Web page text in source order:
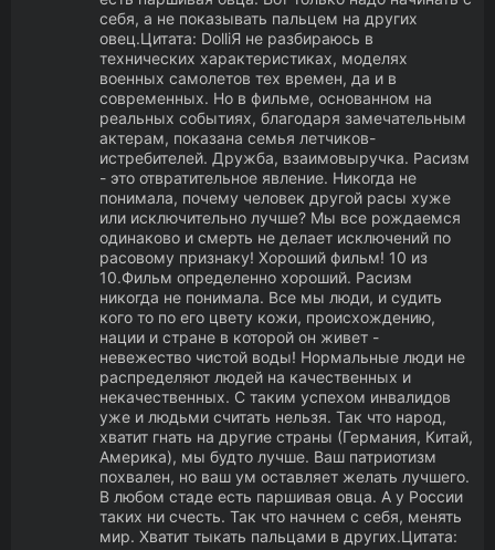
себя, а не показывать пальцем на других
овец.Цитата: DolliЯ не разбираюсь в
технических характеристиках, моделях
военных самолетов тех времен, да и в
современных. Но в фильме, основанном на
реальных событиях, благодаря замечательным
актерам, показана семья летчиков-
истребителей. Дружба, взаимовыручка. Расизм
- это отвратительное явление. Никогда не
понимала, почему человек другой расы хуже
или исключительно лучше? Мы все рождаемся
одинаково и смерть не делает исключений по
расовому признаку! Хороший фильм! 10 из
10.Фильм определенно хороший. Расизм
никогда не понимала. Все мы люди, и судить
кого то по его цвету кожи, происхождению,
нации и стране в которой он живет -
невежество чистой воды! Нормальные люди не
распределяют людей на качественных и
некачественных. С таким успехом инвалидов
уже и людьми считать нельзя. Так что народ,
хватит гнать на другие страны (Германия, Китай,
Америка), мы будто лучше. Ваш патриотизм
похвален, но ваш ум оставляет желать лучшего.
В любом стаде есть паршивая овца. А у России
таких ни счесть. Так что начнем с себя, менять
мир. Хватит тыкать пальцами в других.Цитата: